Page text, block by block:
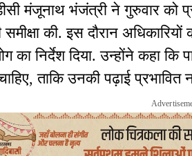
मंजूनाथ भंजंत्री ने गुरुवार को
की. इस दौरान अधिकारियों
का निर्देश दिया. उन्होंने कहा कि
ताकि उनकी पढ़ाई प्रभावित